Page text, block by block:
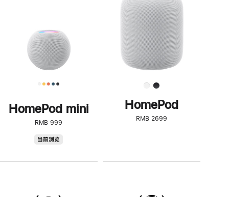
HomePod mini
RMB 999
当前浏览
了
解
HomePod<
HomePod
RMB 2699